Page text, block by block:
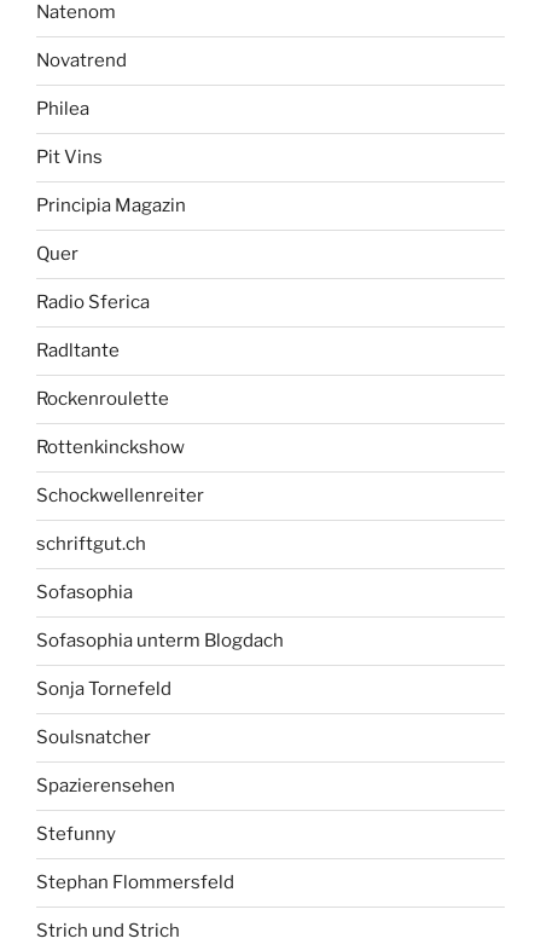
Natenom
Novatrend
Philea
Pit Vins
Principia Magazin
Quer
Radio Sferica
Radltante
Rockenroulette
Rottenkinckshow
Schockwellenreiter
schriftgut.ch
Sofasophia
Sofasophia unterm Blogdach
Sonja Tornefeld
Soulsnatcher
Spazierensehen
Stefunny
Stephan Flommersfeld
Strich und Strich